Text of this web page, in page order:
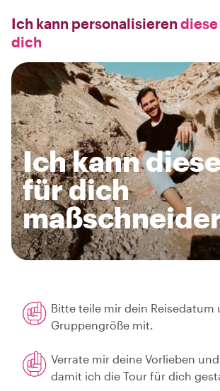
Ich kann personalisieren
dich
Ich kann
für dich
Bitte teile mir dein Reisedatum
Gruppengröße mit.
Verrate mir deine Vorlieben
damit ich die Tour für dich